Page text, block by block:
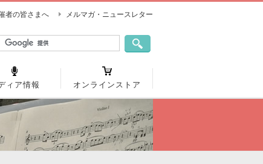
者の皆さまへ メルマガ・ニュースレター
ィア情報 オンラインストア